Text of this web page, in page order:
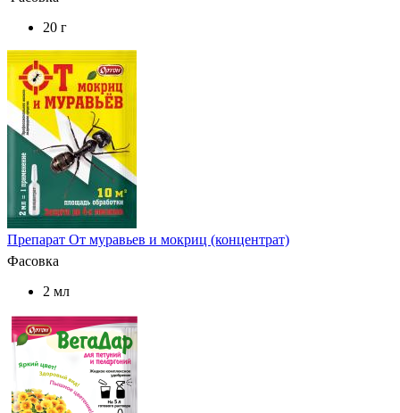
20 г
Препарат От муравьев и мокриц (концентрат)
Фасовка
2 мл